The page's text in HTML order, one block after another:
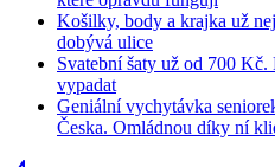
Košilky, body a krajka už
dobývá ulice
Svatební šaty už od 700
vypadat
Geniální vychytávka
Česka. Omládnou díky ní